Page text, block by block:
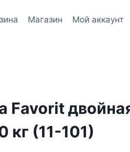
Магазин Мой аккаунт
Favorit
кг (11-101)